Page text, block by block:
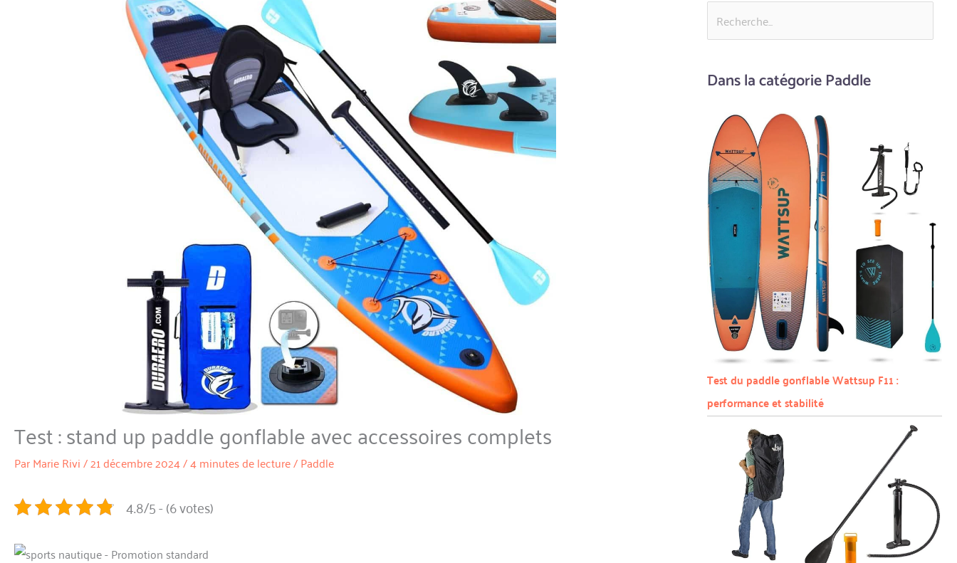
Test : stand up paddle gonflable avec accessoires complets
ParMarie Rivi/21 décembre 2024/4 minutes de lecture/Paddle
4.8/5 - (6 votes)
Dans la catégorie Paddle
Test du paddle gonflable Wattsup F11 :
performance et stabilité